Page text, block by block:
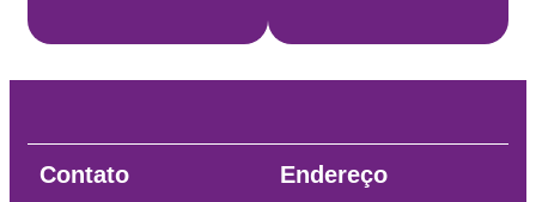
Contato Endereço